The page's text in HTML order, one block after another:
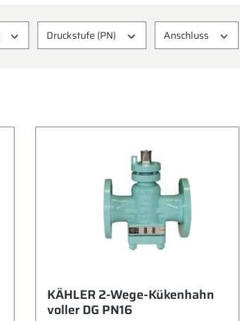
Druckstufe (PN) Anschluss
KÄHLER 2-Wege-Kükenhahn
voller DG PN16